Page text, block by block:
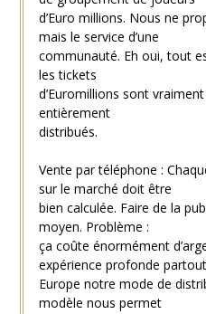
d’Euro millions. Nous ne
mais le service d’une
communauté. Eh oui, tout
les tickets
d’Euromillions sont
entièrement
distribués.
Vente par téléphone :
sur le marché doit être
bien calculée. Faire de la
moyen. Problème :
ça coûte énormément
expérience profonde
Europe notre mode de
modèle nous permet